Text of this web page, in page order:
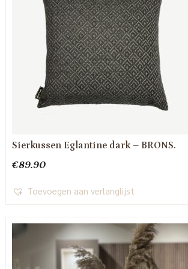
Sierkussen Eglantine dark – BRONS.
€89.90
Toevoegen aan verlanglijst